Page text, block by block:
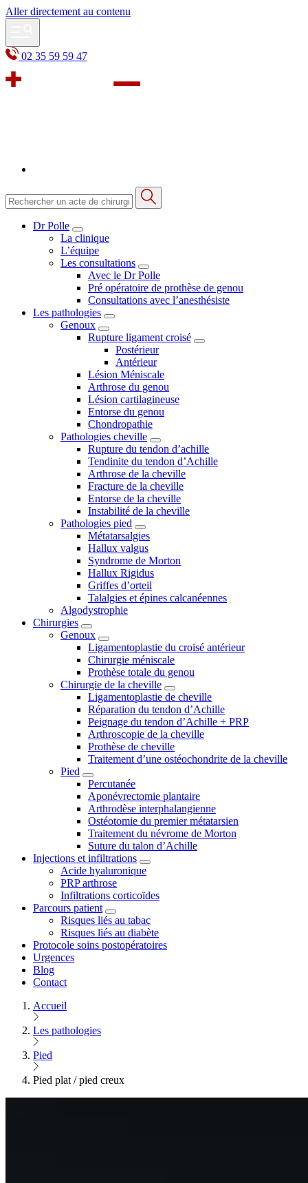
Aller directement au contenu
02 35 59 59 47
Dr Polle
La clinique
L’équipe
Les consultations
Avec le Dr Polle
Pré opératoire de prothèse de genou
Consultations avec l’anesthésiste
Les pathologies
Genoux
Rupture ligament croisé
Postérieur
Antérieur
Lésion Méniscale
Arthrose du genou
Lésion cartilagineuse
Entorse du genou
Chondropathie
Pathologies cheville
Rupture du tendon d’achille
Tendinite du tendon d’Achille
Arthrose de la cheville
Fracture de la cheville
Entorse de la cheville
Instabilité de la cheville
Pathologies pied
Métatarsalgies
Hallux valgus
Syndrome de Morton
Hallux Rigidus
Griffes d’orteil
Talalgies et épines calcanéennes
Algodystrophie
Chirurgies
Genoux
Ligamentoplastie du croisé antérieur
Chirurgie méniscale
Prothèse totale du genou
Chirurgie de la cheville
Ligamentoplastie de cheville
Réparation du tendon d’Achille
Peignage du tendon d’Achille + PRP
Arthroscopie de la cheville
Prothèse de cheville
Traitement d’une ostéochondrite de la cheville
Pied
Percutanée
Aponévrectomie plantaire
Arthrodèse interphalangienne
Ostéotomie du premier métatarsien
Traitement du névrome de Morton
Suture du talon d’Achille
Injections et infiltrations
Acide hyaluronique
PRP arthrose
Infiltrations corticoïdes
Parcours patient
Risques liés au tabac
Risques liés au diabète
Protocole soins postopératoires
Urgences
Blog
Contact
Accueil
Les pathologies
Pied
Pied plat / pied creux